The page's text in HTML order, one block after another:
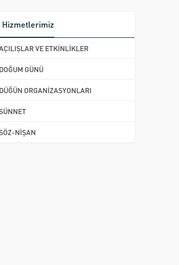
Hizmetlerimiz
VE ETKİNLİKLER
DOĞUM GÜNÜ
DÜĞÜN ORGANİZASYONLARI
NİŞAN